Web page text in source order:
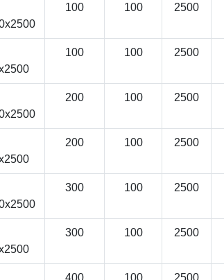
100 100 2500
100 100 2500
200 100 2500
200 100 2500
300 100 2500
300 100 2500
400 100 2500